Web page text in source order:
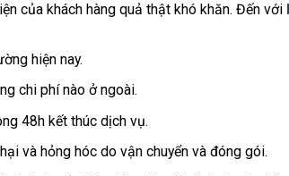
của khách hàng quả thật khó khăn. Đến với
hiện nay.
chi phí nào ở ngoài.
48h kết thúc dịch vụ.
và hỏng hóc do vận chuyển và đóng gói.